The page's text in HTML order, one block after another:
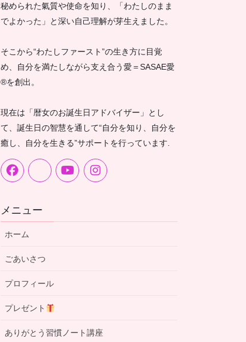
秘められた氣質や使命を知り、「わたしのまま
でよかった」と深い自己理解が芽生えました。
そこから“わたしファースト”の生き方に目覚
め、自分を満たしながら支え合う愛＝SASAE愛
®︎を創出。
現在は「暦女のお誕生日アドバイザー」とし
て、誕生日の智慧を通して“自分を知り、自分を
癒し、自分を生きる”サポートを行っています.
メニュー
ホーム
ごあいさつ
プロフィール
プレゼント
ありがとう習慣ノート講座